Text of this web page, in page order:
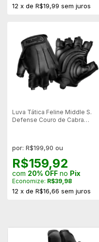
12 x de R$19,99 sem juros
Luva Tática Feline Middle S.
Defense Couro de Cabra
por: R$199,90 ou
R$159,92
com 20% OFF no Pix
Economize: R$39,98
12 x de R$16,66 sem juros